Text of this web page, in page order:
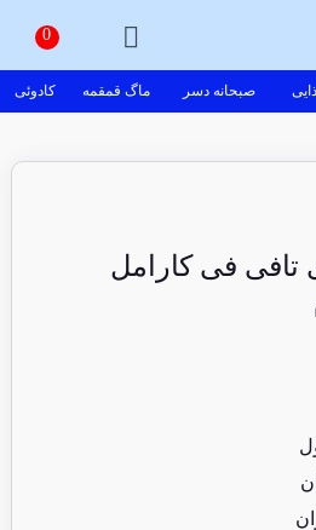
صبحانه دسر ماگ قمقمه کادوئی
تافی فی کارامل